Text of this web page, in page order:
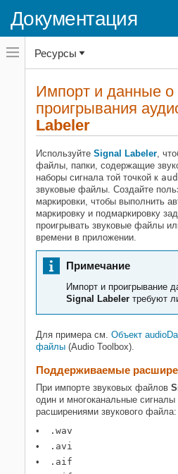
Документация
Переключатель
навигационного
меню
переключатель
навигационного
Signal Processing Toolbox
Измерения и извлечение признаков
Описательная статистика
Signal Processing Toolbox
Машинное обучение и глубокое обучение
для сигналов
Импорт и данные о файле
проигрывания аудио в Signal
Labeler
НА ЭТОЙ СТРАНИЦЕ
Поддерживаемые расширения
звукового файла
Информация времени
Импортируйте звуковые сигналы из
Импортируйте labeledSignalSet из
рабочего пространства MATLAB
Сигналы проигрывания аудио и
необходимые области
Смотрите также
Связанные примеры
Больше о
Ресурсы
Импорт и данные
проигрывания
Labeler
Используйте Signal Labeler,
файлы, папки, содержащие
наборы сигнала той точкой к
звуковые файлы. Создайте
маркировки, чтобы выполнить
маркировку и подмаркировку
проигрывать звуковые файлы
времени в приложении.
Примечание
Импорт и проигрывание
Signal Labeler требуют
Для примера см. Объект
файлы (Audio Toolbox).
Поддерживаемые
При импорте звуковых файлов
один и многоканальные
расширениями звукового файла:
.wav
.avi
.aif